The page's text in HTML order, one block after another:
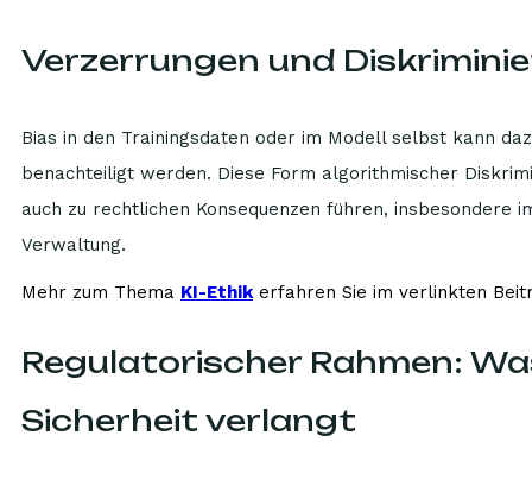
Verzerrungen und
Bias in den Trainingsdaten oder im Modell selbst kann
benachteiligt werden. Diese Form algorithmischer
auch zu rechtlichen Konsequenzen führen,
Verwaltung.
Mehr zum Thema KI-Ethikerfahren Sie im verlinkten
Regulatorischer Rahmen:
Sicherheit verlangt